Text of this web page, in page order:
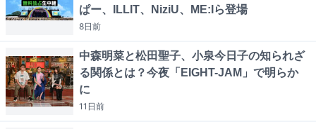
ぱー、ILLIT、NiziU、ME:Iら登場
8日前
中森明菜と松田聖子、小泉今日子の知られざ
る関係とは？今夜「EIGHT-JAM」で明らか
に
11日前